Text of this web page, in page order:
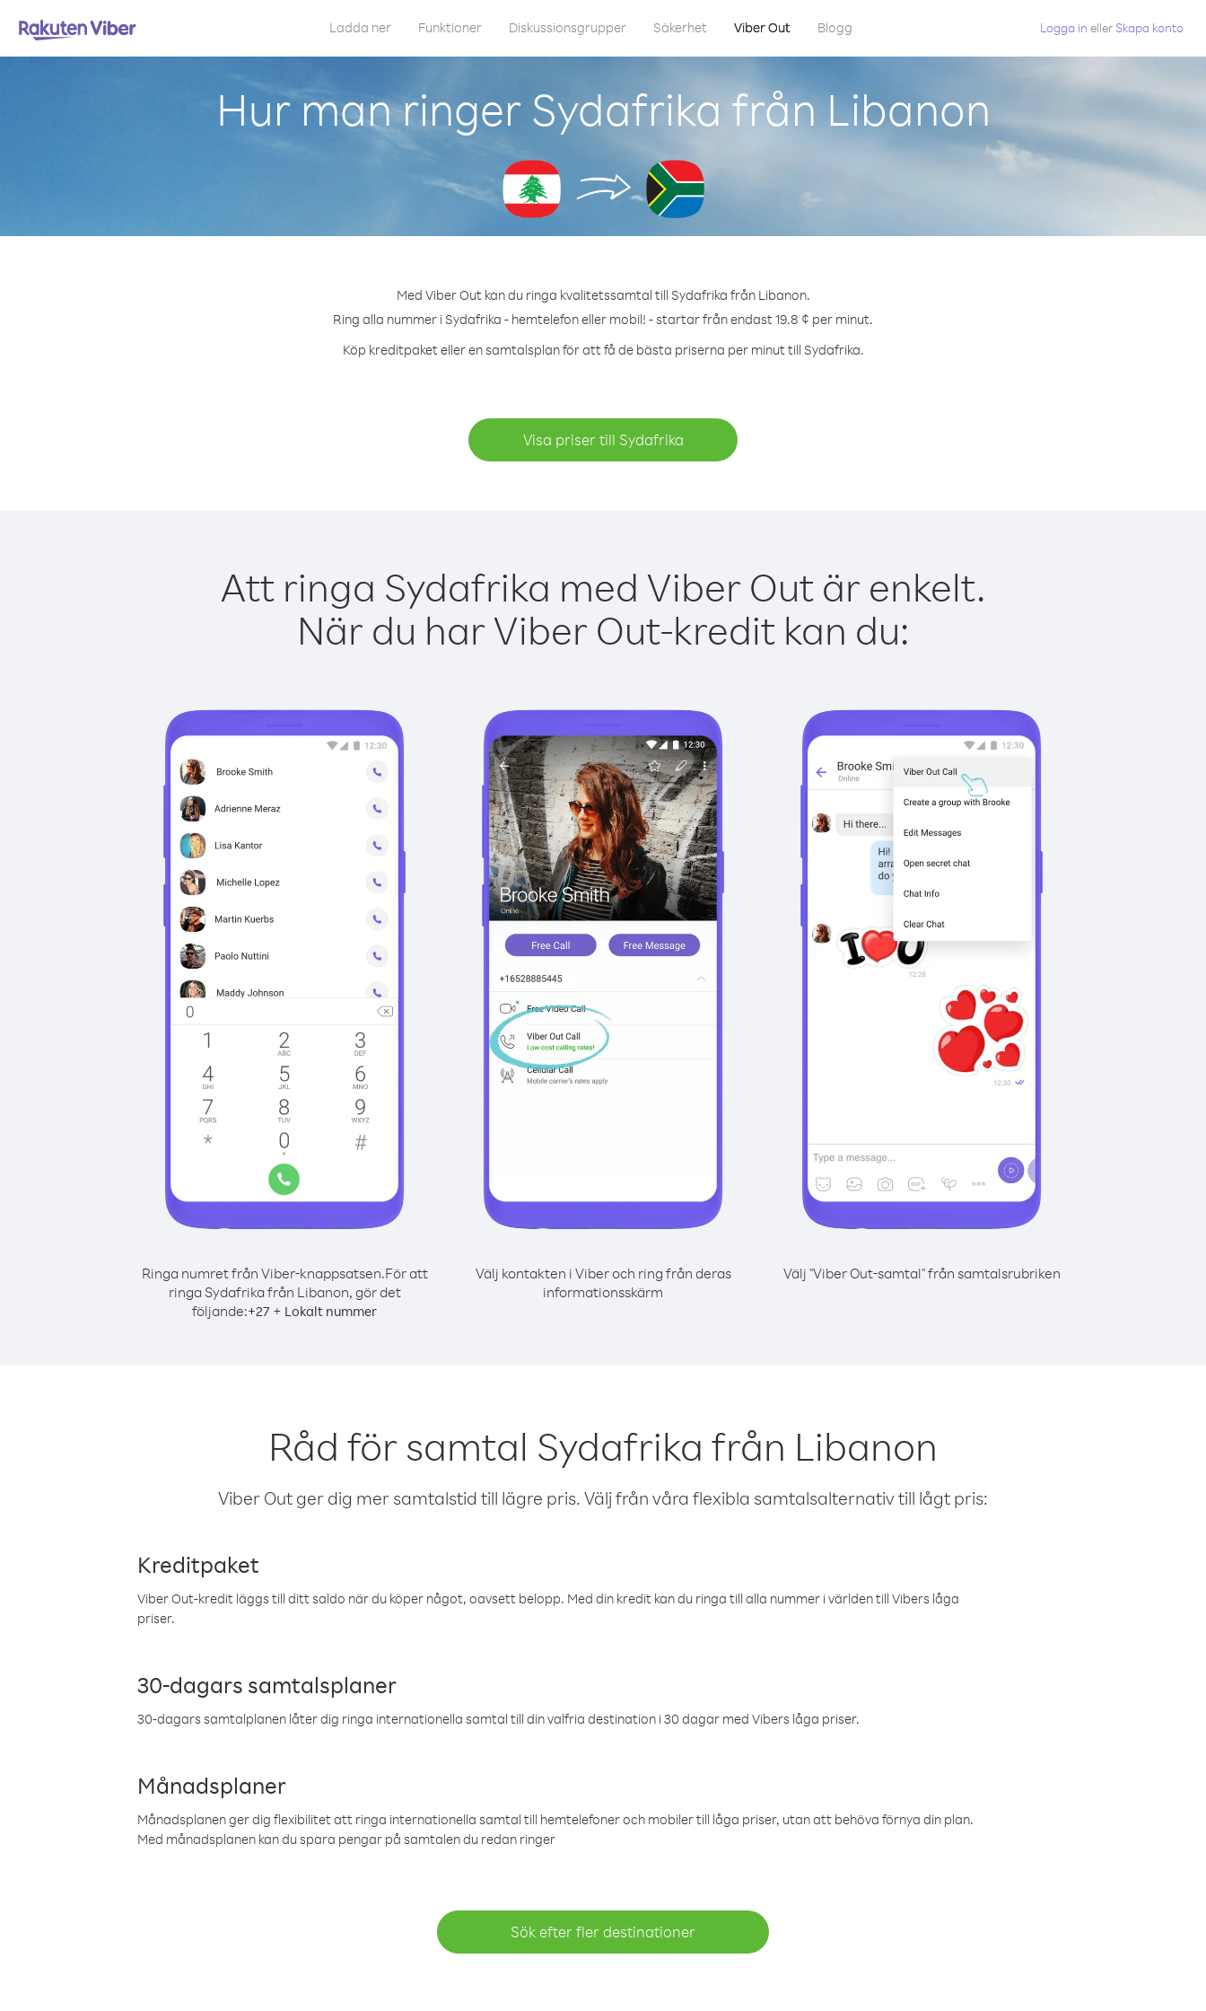
Ladda ner Funktioner Diskussionsgrupper Säkerhet Viber Out Blogg Logga in eller Skapa konto
Hur man ringer Sydafrika från Libanon
Med Viber Out kan du ringa kvalitetssamtal till Sydafrika från Libanon.
Ring alla nummer i Sydafrika - hemtelefon eller mobil! - startar från endast 19.8 ¢ per minut.
Köp kreditpaket eller en samtalsplan för att få de bästa priserna per minut till Sydafrika.
Visa priser till Sydafrika
Att ringa Sydafrika med Viber Out är enkelt.
När du har Viber Out-kredit kan du:
Ringa numret från Viber-knappsatsen.För att
ringa Sydafrika från Libanon, gör det
följande:+27 + Lokalt nummer
Välj kontakten i Viber och ring från deras
informationsskärm
Välj "Viber Out-samtal" från samtalsrubriken
Råd för samtal Sydafrika från Libanon
Viber Out ger dig mer samtalstid till lägre pris. Välj från våra flexibla samtalsalternativ till lågt pris:
Kreditpaket
Viber Out-kredit läggs till ditt saldo när du köper något, oavsett belopp. Med din kredit kan du ringa till alla nummer i världen till Vibers låga
priser.
30-dagars samtalsplaner
30-dagars samtalplanen låter dig ringa internationella samtal till din valfria destination i 30 dagar med Vibers låga priser.
Månadsplaner
Månadsplanen ger dig flexibilitet att ringa internationella samtal till hemtelefoner och mobiler till låga priser, utan att behöva förnya din plan.
Med månadsplanen kan du spara pengar på samtalen du redan ringer
Sök efter fler destinationer